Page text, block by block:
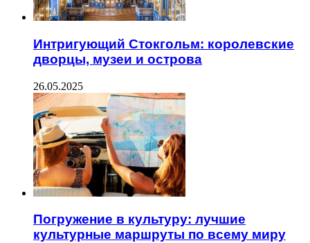
Интригующий Стокгольм: королевские
дворцы, музеи и острова
26.05.2025
Погружение в культуру: лучшие
культурные маршруты по всему миру